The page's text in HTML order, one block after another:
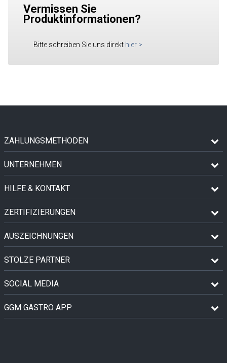
Vermissen Sie
Produktinformationen?
Bitte schreiben Sie uns direkt hier >
ZAHLUNGSMETHODEN
UNTERNEHMEN
HILFE & KONTAKT
ZERTIFIZIERUNGEN
AUSZEICHNUNGEN
STOLZE PARTNER
SOCIAL MEDIA
GGM GASTRO APP